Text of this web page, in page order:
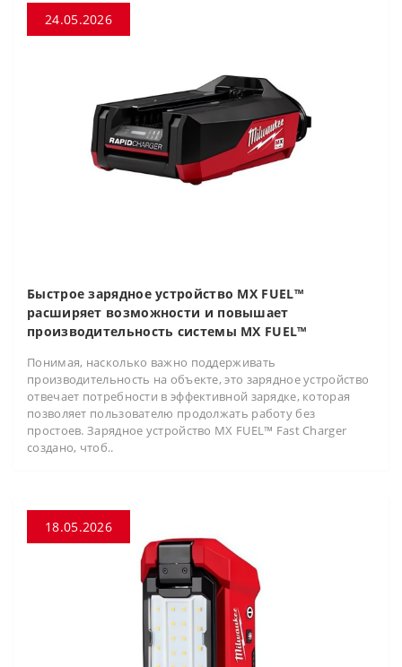
24.05.2026
Быстрое зарядное устройство MX FUEL™
расширяет возможности и повышает
производительность системы MX FUEL™
Понимая, насколько важно поддерживать
производительность на объекте, это зарядное устройство
отвечает потребности в эффективной зарядке, которая
позволяет пользователю продолжать работу без
простоев. Зарядное устройство MX FUEL™ Fast Charger
создано, чтоб..
18.05.2026